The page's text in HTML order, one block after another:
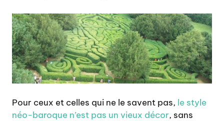
Pour ceux et celles qui ne le savent pas, le style
néo-baroque n’est pas un vieux décor, sans